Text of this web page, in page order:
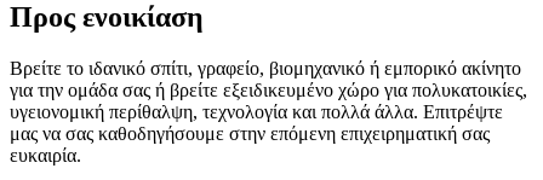
Προς ενοικίαση
Βρείτε το ιδανικό σπίτι, γραφείο, βιομηχανικό ή εμπορικό ακίνητο
για την ομάδα σας ή βρείτε εξειδικευμένο χώρο για πολυκατοικίες,
υγειονομική περίθαλψη, τεχνολογία και πολλά άλλα. Επιτρέψτε
μας να σας καθοδηγήσουμε στην επόμενη επιχειρηματική σας
ευκαιρία.